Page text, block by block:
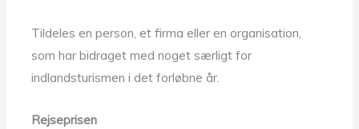
Tildeles en person, et firma eller en organisation,
som har bidraget med noget særligt for
indlandsturismen i det forløbne år.
Rejseprisen